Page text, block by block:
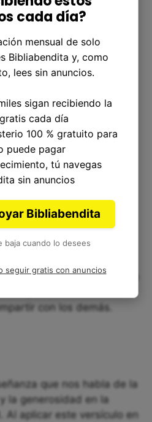
puede tener muchas
de ellas:
con los demás. Si
más necesita,
o ella.
con tus vecinos. No
sea tu comunidad,
que puedes hacer para
y crear amistades.
o cultura sigas, siempre
con los demás.
que nos habla de la
la generosidad en la
Al aplicar este versículo en
cada día?
mensual de solo
Bibliabendita y, como
lees sin anuncios.
sigan recibiendo la
cada día
100 % gratuito para
puede pagar
tú navegas
sin anuncios
Bibliabendita
baja cuando lo desees
seguir gratis con anuncios